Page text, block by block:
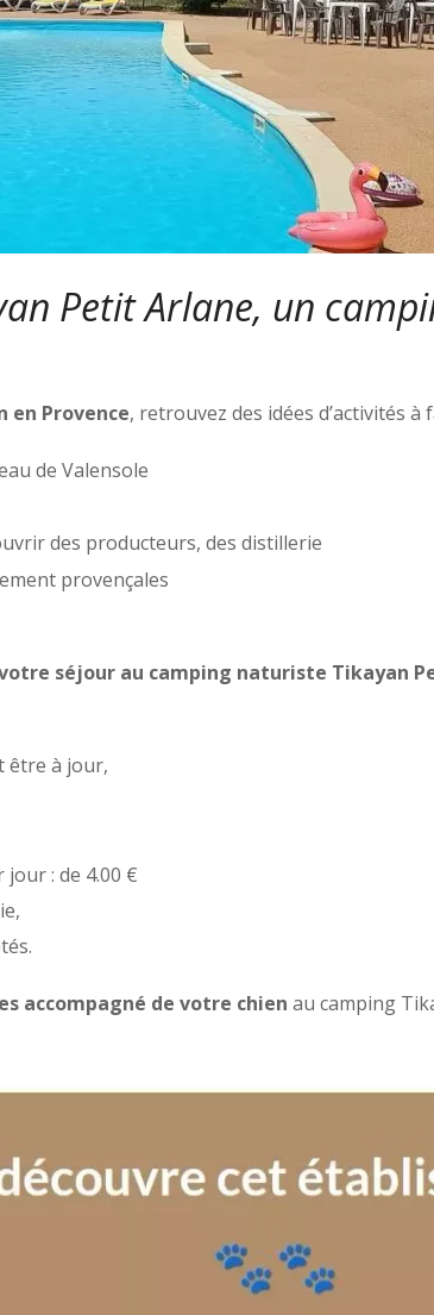
Petit Arlane, un
en Provence, retrouvez des idées d’activités à
de Valensole
des producteurs, des distillerie
provençales
séjour au camping naturiste Tikayan
être à jour,
: de 4.00 €
accompagné de votre chien au camping